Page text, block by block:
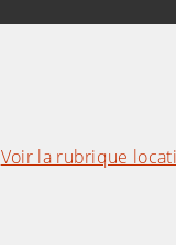
Voir la rubrique